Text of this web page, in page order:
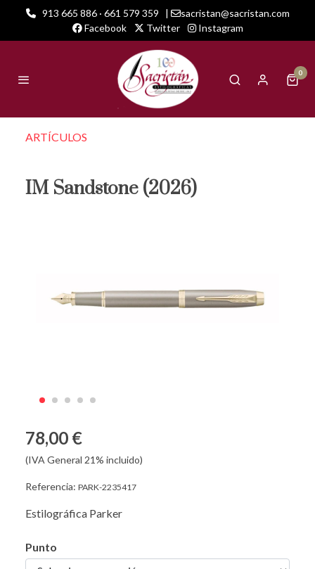
913 665 886 · 661 579 359 |
sacristan@sacristan.com
Facebook
Twitter Instagram
0
ARTÍCULOS
IM Sandstone (2026)
78,00 €
(IVA General 21% incluido)
Referencia: PARK-2235417
Estilográfica Parker
Punto